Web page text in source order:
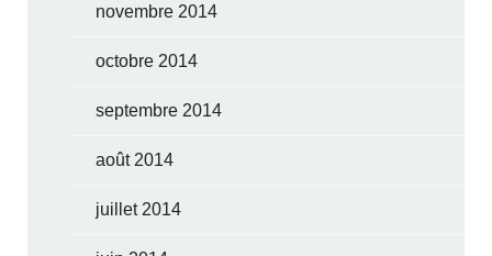
novembre 2014
octobre 2014
septembre 2014
août 2014
juillet 2014